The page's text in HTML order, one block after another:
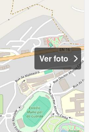
Ver foto